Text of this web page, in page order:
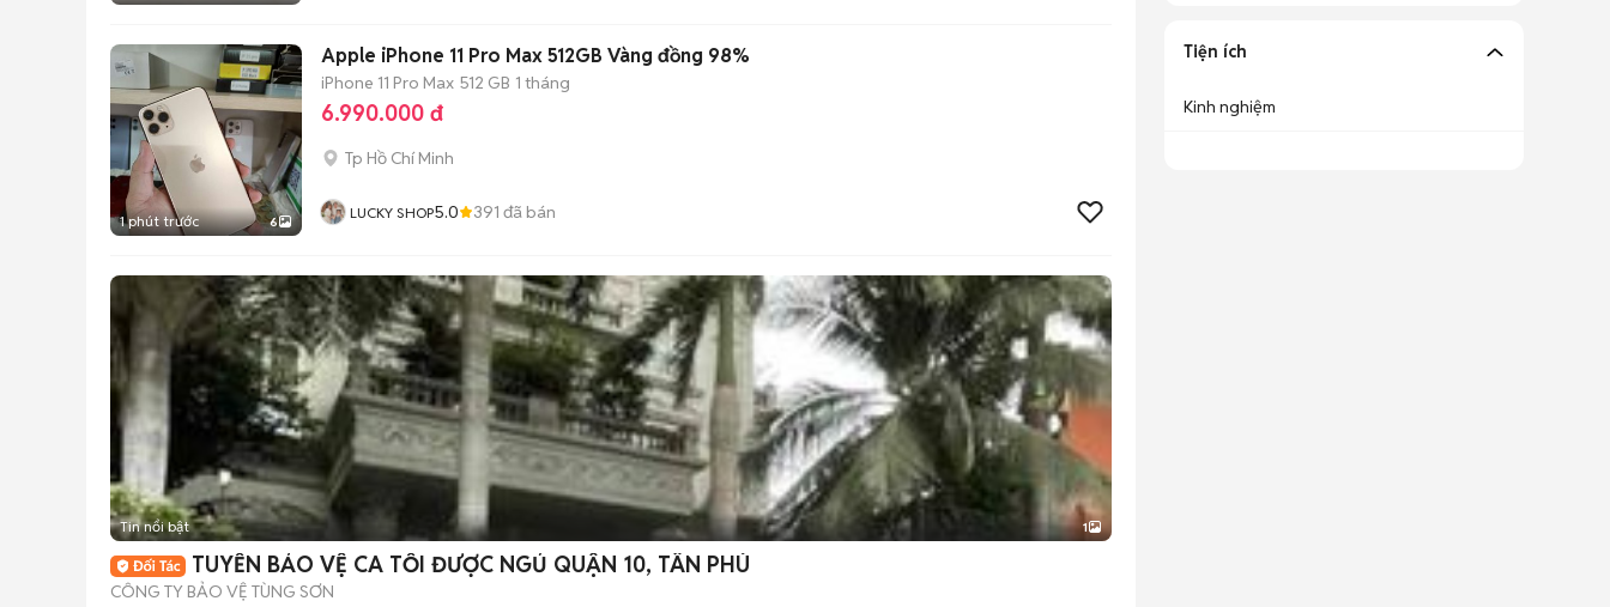
1 phút trước 6
Apple iPhone 11 Pro Max 512GB Vàng đồng 98%
iPhone 11 Pro Max 512 GB 1 tháng
6.990.000 đ
Tp Hồ Chí Minh
LUCKY SHOP5.0 391 đã bán
Tin nổi bật 1
TUYỂN BẢO VỆ CA TỐI ĐƯỢC NGỦ QUẬN 10, TÂN PHÚ
CÔNG TY BẢO VỆ TÙNG SƠN
Tiện ích
Kinh nghiệm